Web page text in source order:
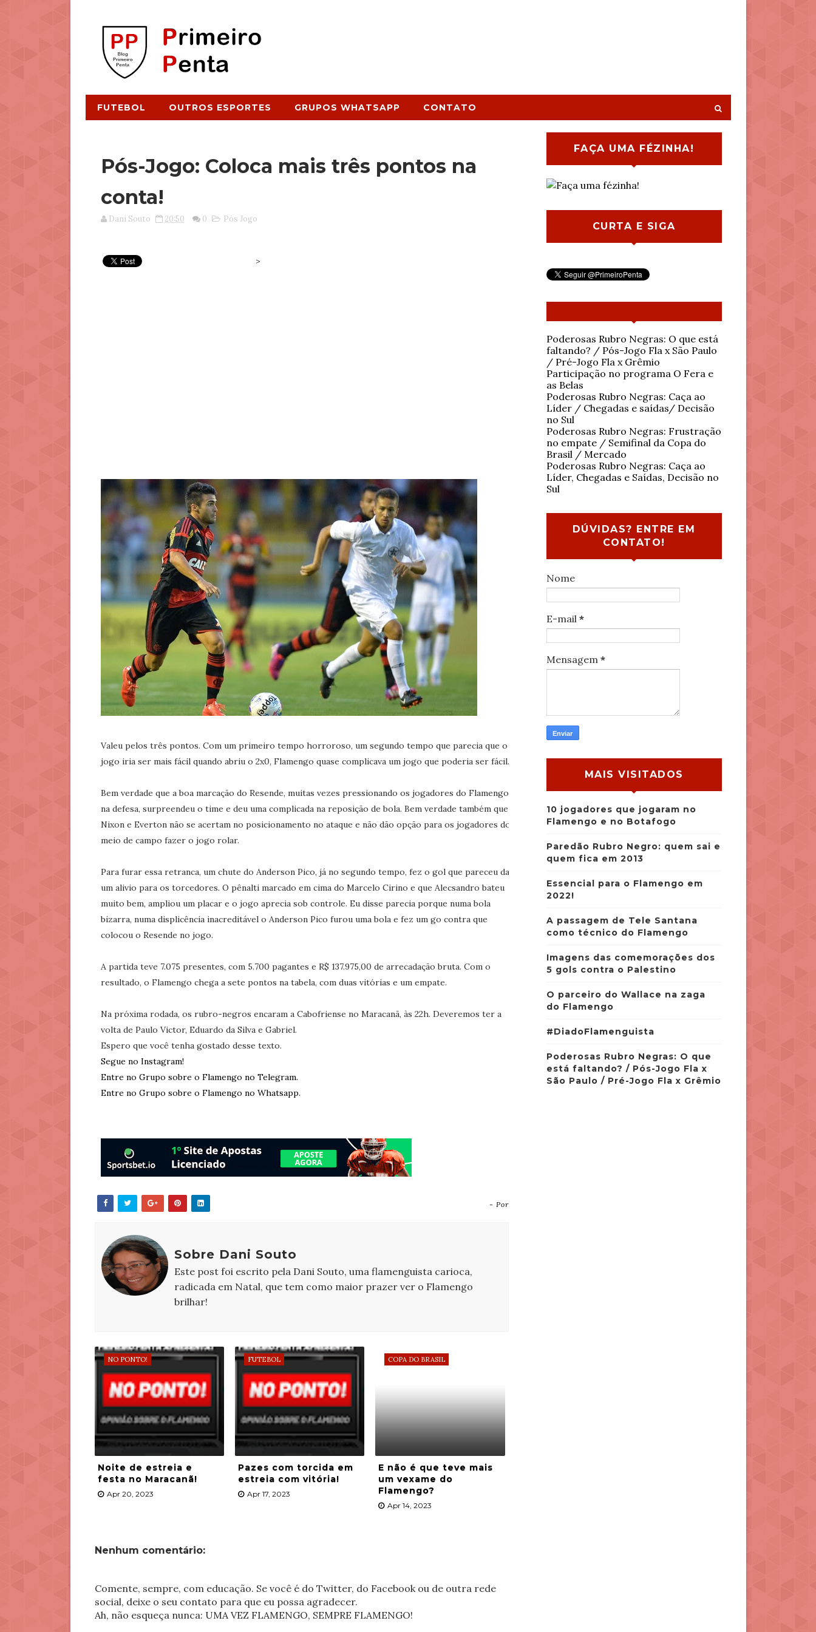
FUTEBOL OUTROS ESPORTES GRUPOS WHATSAPP CONTATO
Pós-Jogo: Coloca mais três pontos na
conta!
Dani Souto 20:50 0 Pós Jogo
>
Valeu pelos três pontos. Com um primeiro tempo horroroso, um segundo tempo que parecia que o
jogo iria ser mais fácil quando abriu o 2x0, Flamengo quase complicava um jogo que poderia ser fácil.
Bem verdade que a boa marcação do Resende, muitas vezes pressionando os jogadores do Flamengo
na defesa, surpreendeu o time e deu uma complicada na reposição de bola. Bem verdade também que
Nixon e Everton não se acertam no posicionamento no ataque e não dão opção para os jogadores do
meio de campo fazer o jogo rolar.
Para furar essa retranca, um chute do Anderson Pico, já no segundo tempo, fez o gol que pareceu dar
um alivio para os torcedores. O pênalti marcado em cima do Marcelo Cirino e que Alecsandro bateu
muito bem, ampliou um placar e o jogo aprecia sob controle. Eu disse parecia porque numa bola
bizarra, numa displicência inacreditável o Anderson Pico furou uma bola e fez um go contra que
colocou o Resende no jogo.
A partida teve 7.075 presentes, com 5.700 pagantes e R$ 137.975,00 de arrecadação bruta. Com o
resultado, o Flamengo chega a sete pontos na tabela, com duas vitórias e um empate.
Na próxima rodada, os rubro-negros encaram a Cabofriense no Maracanã, às 22h. Deveremos ter a
volta de Paulo Victor, Eduardo da Silva e Gabriel.
Espero que você tenha gostado desse texto.
Segue no Instagram!
Entre no Grupo sobre o Flamengo no Telegram.
Entre no Grupo sobre o Flamengo no Whatsapp.
- Por
Sobre Dani Souto
Este post foi escrito pela Dani Souto, uma flamenguista carioca,
radicada em Natal, que tem como maior prazer ver o Flamengo
brilhar!
NO PONTO!
Noite de estreia e
festa no Maracanã!
Apr 20, 2023
FUTEBOL
Pazes com torcida em
estreia com vitória!
Apr 17, 2023
COPA DO BRASIL
E não é que teve mais
um vexame do
Flamengo?
Apr 14, 2023
Nenhum comentário:
Comente, sempre, com educação. Se você é do Twitter, do Facebook ou de outra rede
social, deixe o seu contato para que eu possa agradecer.
Ah, não esqueça nunca: UMA VEZ FLAMENGO, SEMPRE FLAMENGO!
FAÇA UMA FÉZINHA!
CURTA E SIGA
Poderosas Rubro Negras: O que está
faltando? / Pós-Jogo Fla x São Paulo
/ Pré-Jogo Fla x Grêmio
Participação no programa O Fera e
as Belas
Poderosas Rubro Negras: Caça ao
Líder / Chegadas e saídas/ Decisão
no Sul
Poderosas Rubro Negras: Frustração
no empate / Semifinal da Copa do
Brasil / Mercado
Poderosas Rubro Negras: Caça ao
Líder, Chegadas e Saídas, Decisão no
Sul
DÚVIDAS? ENTRE EM
CONTATO!
Nome
E-mail *
Mensagem *
MAIS VISITADOS
10 jogadores que jogaram no
Flamengo e no Botafogo
Paredão Rubro Negro: quem sai e
quem fica em 2013
Essencial para o Flamengo em
2022!
A passagem de Tele Santana
como técnico do Flamengo
Imagens das comemorações dos
5 gols contra o Palestino
O parceiro do Wallace na zaga
do Flamengo
#DiadoFlamenguista
Poderosas Rubro Negras: O que
está faltando? / Pós-Jogo Fla x
São Paulo / Pré-Jogo Fla x Grêmio